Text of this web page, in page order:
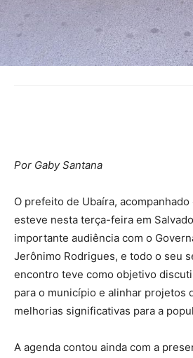
Por Gaby Santana
O prefeito de Ubaíra,
esteve nesta terça-feira em
importante audiência com o
Jerônimo Rodrigues, e todo o seu
encontro teve como objetivo
para o município e alinhar projetos
melhorias significativas para a
A agenda contou ainda com a